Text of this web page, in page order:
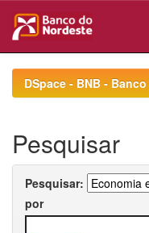
navigationDSpace - BNB -
Pesquisar
Pesquisar:
por